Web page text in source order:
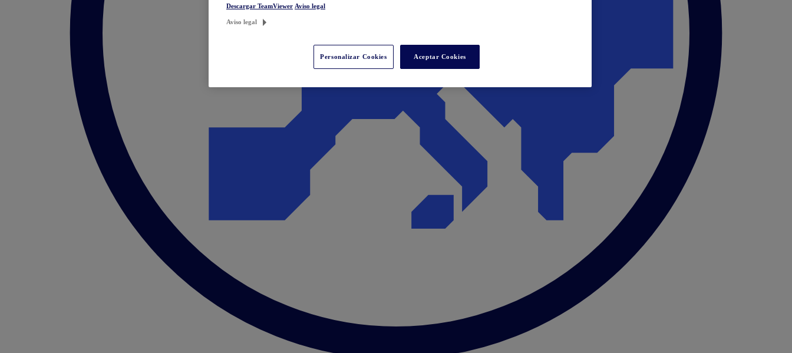
Descargar TeamViewer Aviso legal
Aviso legal
Personalizar Cookies Aceptar Cookies